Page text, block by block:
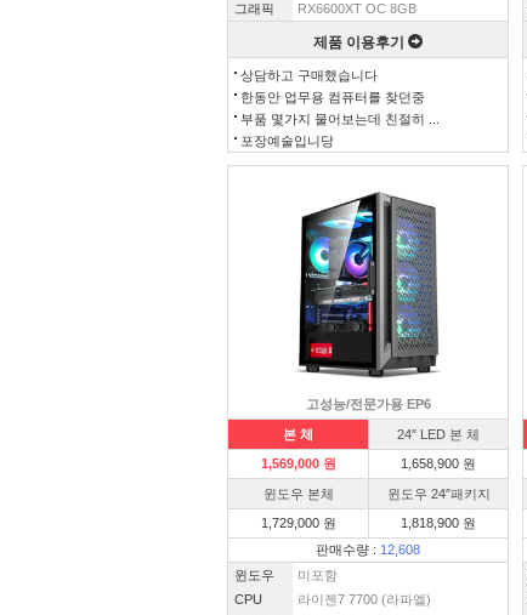
그래픽
RX6600XT OC 8GB
제품 이용후기
상담하고 구매했습니다
한동안 업무용 컴퓨터를 찾던중
부품 몇가지 물어보는데 친절히 ...
포장예술입니당
고성능/전문가용 EP6
본 체
24″ LED 본 체
1,569,000 원
1,658,900 원
윈도우 본체
윈도우 24″패키지
1,729,000 원
1,818,900 원
판매수량 : 12,608
윈도우
미포함
CPU
라이젠7 7700 (라파엘)